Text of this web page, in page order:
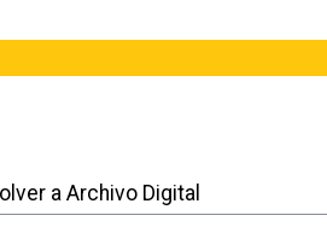
a Archivo Digital